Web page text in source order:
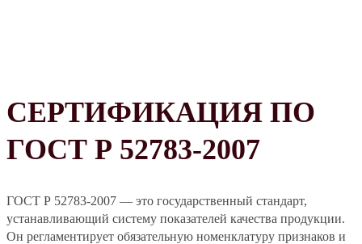
СЕРТИФИКАЦИЯ ПО
ГОСТ Р 52783-2007
ГОСТ Р 52783-2007 — это государственный стандарт,
устанавливающий систему показателей качества продукции.
Он регламентирует обязательную номенклатуру признаков и